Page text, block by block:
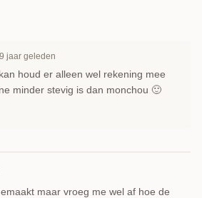
9 jaar geleden
houd er alleen wel rekening mee
minder stevig is dan monchou 🙂
maar vroeg me wel af hoe de